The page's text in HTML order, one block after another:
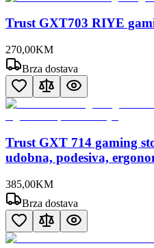
Trust GXT703 RIYE
270,00KM
Brza dostava
Trust GXT 714 gaming
udobna, podesiva,
385,00KM
Brza dostava